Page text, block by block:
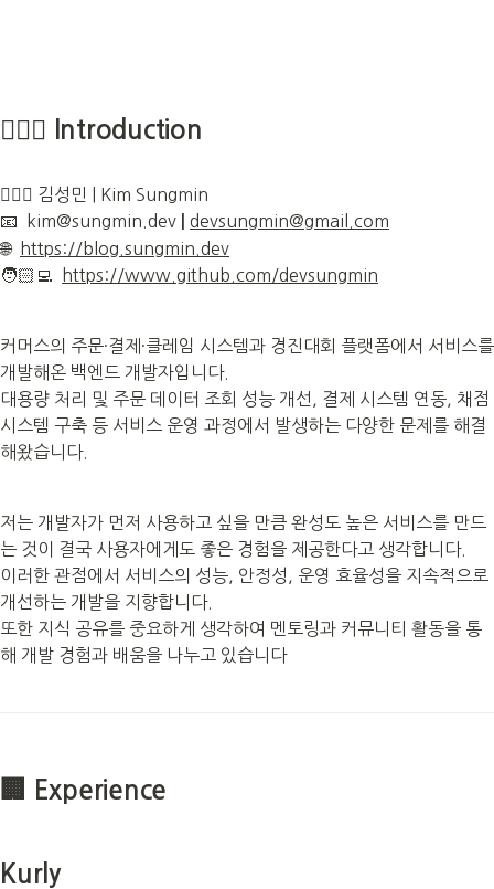
🙎🏻‍♂️ Introduction
🙎🏻‍♂️ 김성민 | Kim Sungmin
📧
kim@sungmin.dev
devsungmin@gmail.com
🌐
https://blog.sungmin.dev
🧑🏻‍💻
https://www.github.com/devsungmin
커머스의 주문·결제·클레임 시스템과 경진대회 플랫폼에서 서비스를
개발해온 백엔드 개발자입니다.
대용량 처리 및 주문 데이터 조회 성능 개선, 결제 시스템 연동, 채점
시스템 구축 등 서비스 운영 과정에서 발생하는 다양한 문제를 해결
해왔습니다.
저는 개발자가 먼저 사용하고 싶을 만큼 완성도 높은 서비스를 만드
는 것이 결국 사용자에게도 좋은 경험을 제공한다고 생각합니다.
이러한 관점에서 서비스의 성능, 안정성, 운영 효율성을 지속적으로
개선하는 개발을 지향합니다.
또한 지식 공유를 중요하게 생각하여 멘토링과 커뮤니티 활동을 통
해 개발 경험과 배움을 나누고 있습니다
🏢 Experience
Kurly